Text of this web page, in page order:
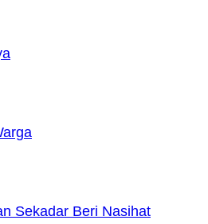
Sekadar Beri Nasihat